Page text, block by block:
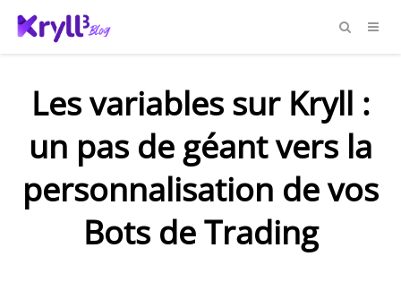
Les variables sur Kryll :
un pas de géant vers la
personnalisation de vos
Bots de Trading